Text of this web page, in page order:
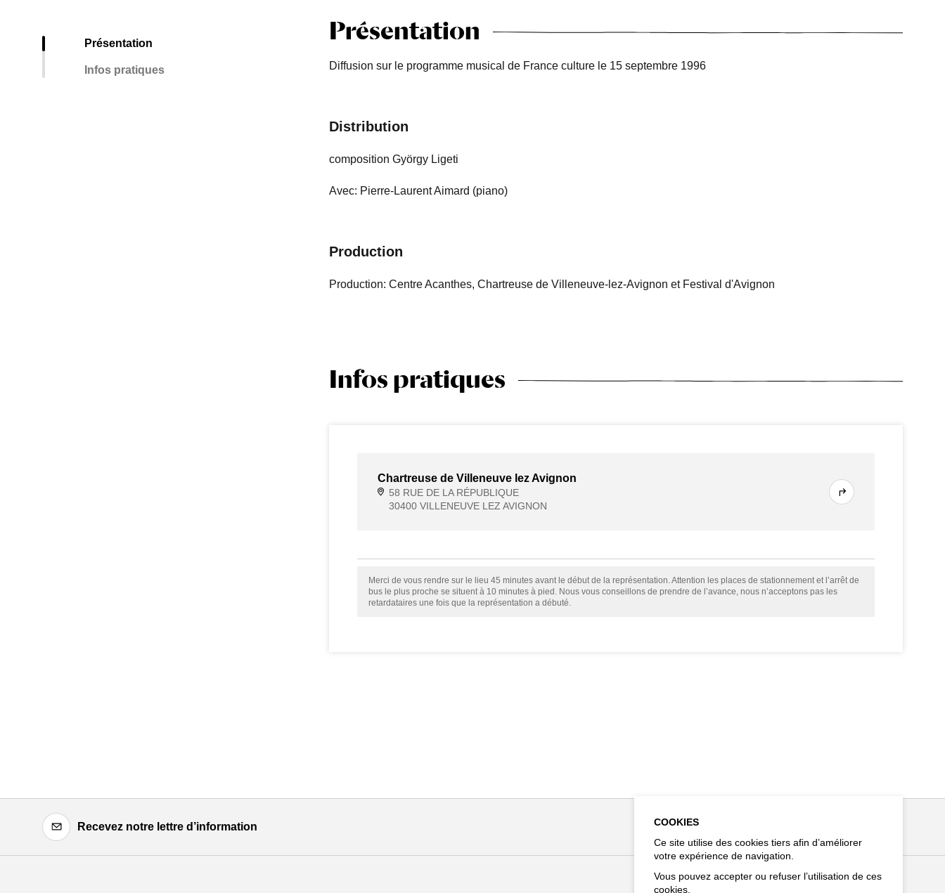
Présentation
Infos pratiques
Présentation
Diffusion sur le programme musical de France culture le 15 septembre 1996
Distribution
composition György Ligeti
Avec: Pierre-Laurent Aimard (piano)
Production
Production: Centre Acanthes, Chartreuse de Villeneuve-lez-Avignon et Festival d'Avignon
Infos pratiques
Chartreuse de Villeneuve lez Avignon
58 RUE DE LA RÉPUBLIQUE
30400 VILLENEUVE LEZ AVIGNON
Merci de vous rendre sur le lieu 45 minutes avant le début de la représentation. Attention les places de stationnement et l’arrêt de
bus le plus proche se situent à 10 minutes à pied. Nous vous conseillons de prendre de l’avance, nous n’acceptons pas les
retardataires une fois que la représentation a débuté.
Recevez notre lettre d’information
COOKIES
Ce site utilise des cookies tiers afin d’améliorer
votre expérience de navigation.
Vous pouvez accepter ou refuser l’utilisation de ces
cookies.